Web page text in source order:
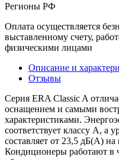
Регионы РФ
Оплата осуществляется
выставленному счету,
физическими лицами
Описание и
Отзывы
Серия ERA Classic A
оснащением и самыми
характеристиками.
соответствует классу А, а
составляет от 23,5 дБ(А) на
Кондиционеры работают в